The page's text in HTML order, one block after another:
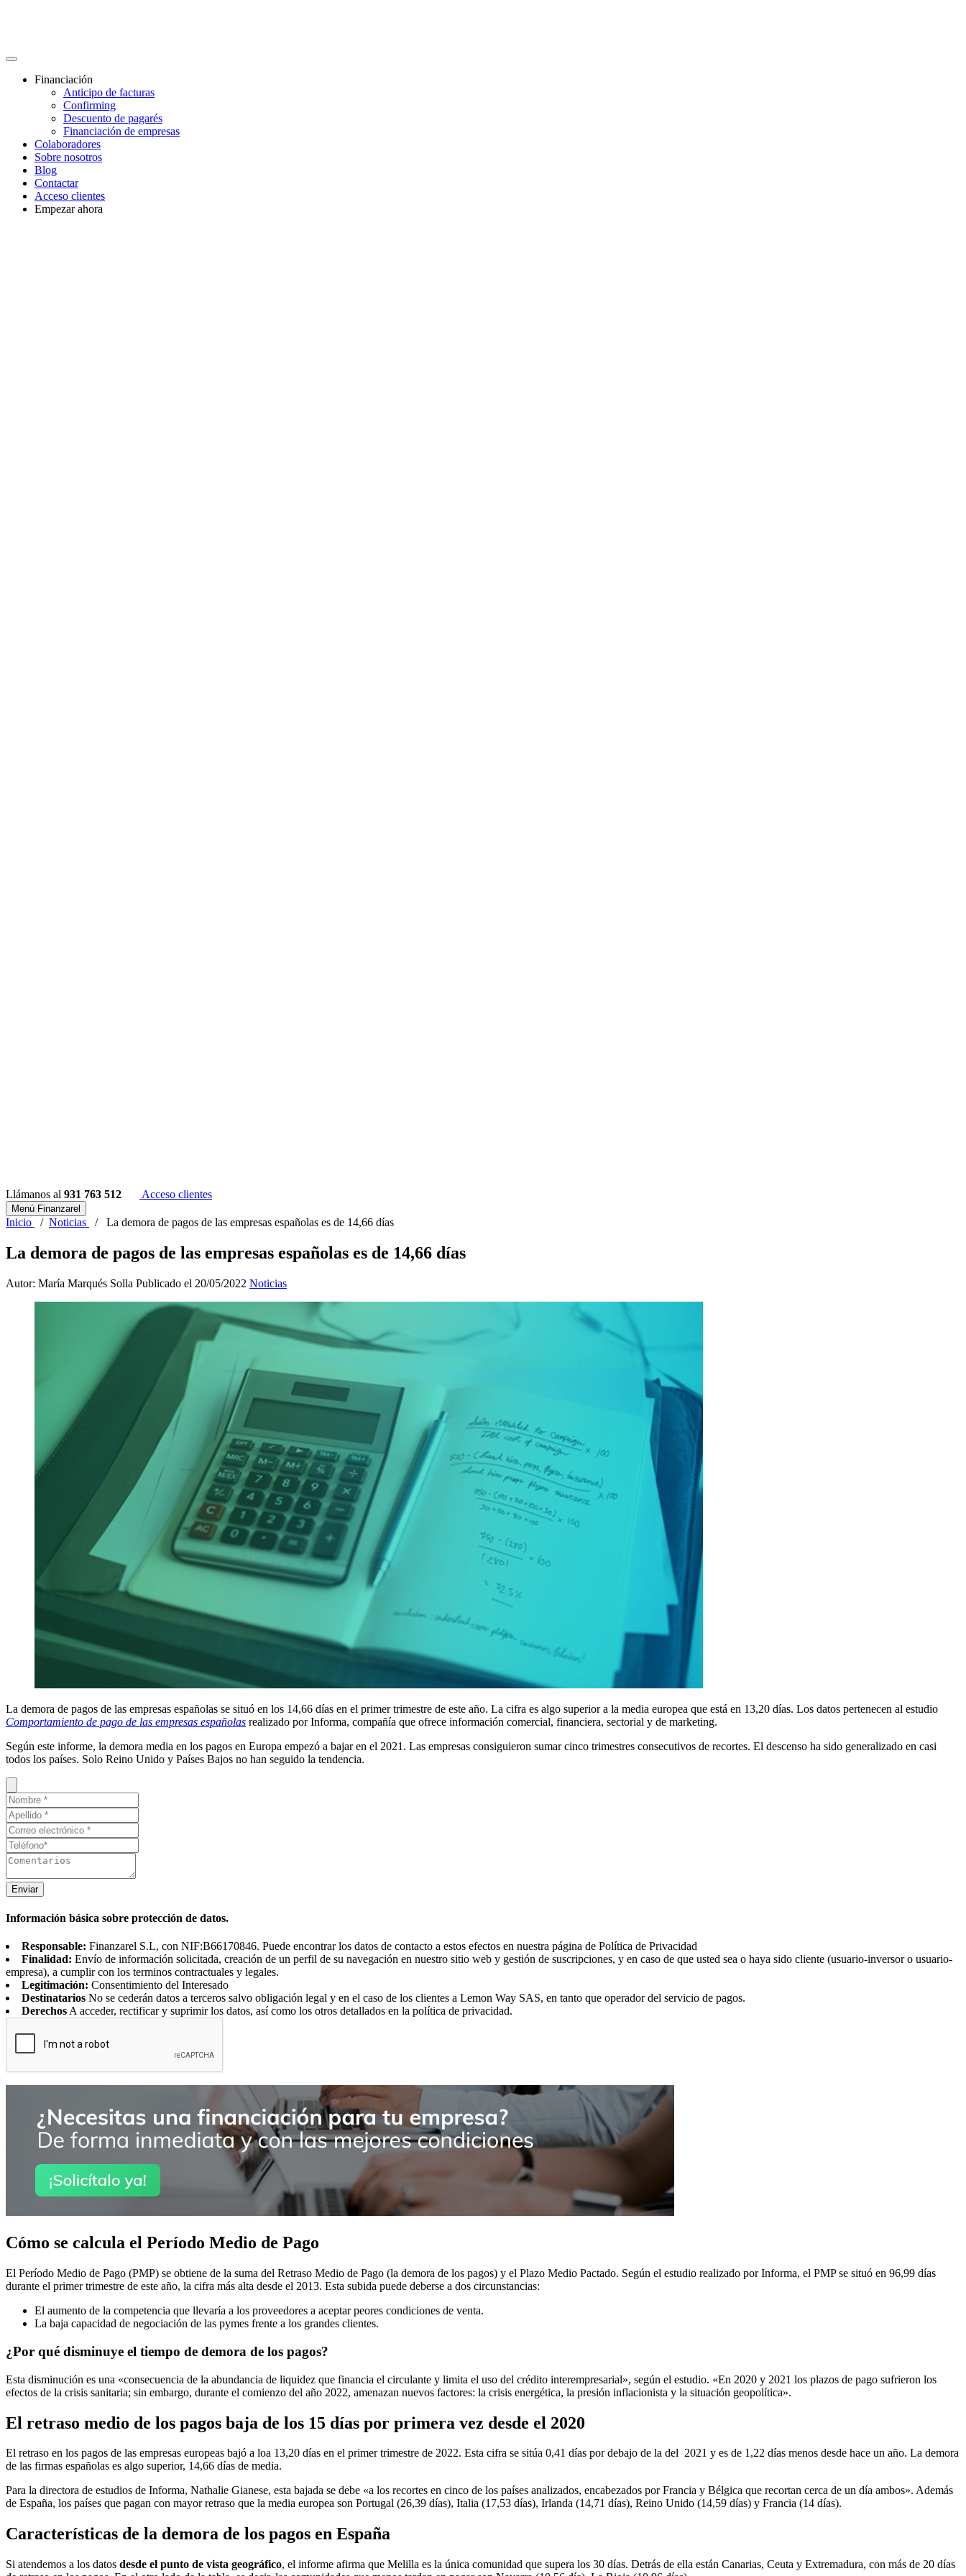
Financiación
Anticipo de facturas
Confirming
Descuento de pagarés
Financiación de empresas
Colaboradores
Sobre nosotros
Blog
Contactar
Acceso clientes
Empezar ahora
Llámanos al 931 763 512 Acceso clientes
Menú Finanzarel
Inicio / Noticias / La demora de pagos de las empresas españolas es de 14,66 días
La demora de pagos de las empresas españolas es de 14,66 días
Autor: María Marqués Solla Publicado el 20/05/2022 Noticias
La demora de pagos de las empresas españolas se situó en los 14,66 días en el primer trimestre de este año. La cifra es algo superior a la media europea que está en 13,20 días. Los datos pertenecen al estudio
Comportamiento de pago de las empresas españolas realizado por Informa, compañía que ofrece información comercial, financiera, sectorial y de marketing.
Según este informe, la demora media en los pagos en Europa empezó a bajar en el 2021. Las empresas consiguieron sumar cinco trimestres consecutivos de recortes. El descenso ha sido generalizado en casi
todos los países. Solo Reino Unido y Países Bajos no han seguido la tendencia.
Enviar
Información básica sobre protección de datos.
Responsable: Finanzarel S.L, con NIF:B66170846. Puede encontrar los datos de contacto a estos efectos en nuestra página de Política de Privacidad
Finalidad: Envío de información solicitada, creación de un perfil de su navegación en nuestro sitio web y gestión de suscripciones, y en caso de que usted sea o haya sido cliente (usuario-inversor o usuario-
empresa), a cumplir con los terminos contractuales y legales.
Legitimación: Consentimiento del Interesado
Destinatarios No se cederán datos a terceros salvo obligación legal y en el caso de los clientes a Lemon Way SAS, en tanto que operador del servicio de pagos.
Derechos A acceder, rectificar y suprimir los datos, así como los otros detallados en la política de privacidad.
Cómo se calcula el Período Medio de Pago
El Período Medio de Pago (PMP) se obtiene de la suma del Retraso Medio de Pago (la demora de los pagos) y el Plazo Medio Pactado. Según el estudio realizado por Informa, el PMP se situó en 96,99 días
durante el primer trimestre de este año, la cifra más alta desde el 2013. Esta subida puede deberse a dos circunstancias:
El aumento de la competencia que llevaría a los proveedores a aceptar peores condiciones de venta.
La baja capacidad de negociación de las pymes frente a los grandes clientes.
¿Por qué disminuye el tiempo de demora de los pagos?
Esta disminución es una «consecuencia de la abundancia de liquidez que financia el circulante y limita el uso del crédito interempresarial», según el estudio. «En 2020 y 2021 los plazos de pago sufrieron los
efectos de la crisis sanitaria; sin embargo, durante el comienzo del año 2022, amenazan nuevos factores: la crisis energética, la presión inflacionista y la situación geopolítica».
El retraso medio de los pagos baja de los 15 días por primera vez desde el 2020
El retraso en los pagos de las empresas europeas bajó a loa 13,20 días en el primer trimestre de 2022. Esta cifra se sitúa 0,41 días por debajo de la del 2021 y es de 1,22 días menos desde hace un año. La demora
de las firmas españolas es algo superior, 14,66 días de media.
Para la directora de estudios de Informa, Nathalie Gianese, esta bajada se debe «a los recortes en cinco de los países analizados, encabezados por Francia y Bélgica que recortan cerca de un día ambos». Además
de España, los países que pagan con mayor retraso que la media europea son Portugal (26,39 días), Italia (17,53 días), Irlanda (14,71 días), Reino Unido (14,59 días) y Francia (14 días).
Características de la demora de los pagos en España
Si atendemos a los datos desde el punto de vista geográfico, el informe afirma que Melilla es la única comunidad que supera los 30 días. Detrás de ella están Canarias, Ceuta y Extremadura, con más de 20 días